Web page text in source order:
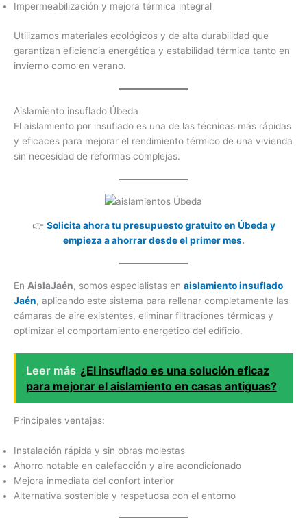
Impermeabilización y mejora térmica integral
Utilizamos materiales ecológicos y de alta durabilidad que
garantizan eficiencia energética y estabilidad térmica tanto en
invierno como en verano.
Aislamiento insuflado Úbeda
El aislamiento por insuflado es una de las técnicas más rápidas
y eficaces para mejorar el rendimiento térmico de una vivienda
sin necesidad de reformas complejas.
👉 Solicita ahora tu presupuesto gratuito en Úbeda y
empieza a ahorrar desde el primer mes.
En AislaJaén, somos especialistas en aislamiento insuflado
Jaén, aplicando este sistema para rellenar completamente las
cámaras de aire existentes, eliminar filtraciones térmicas y
optimizar el comportamiento energético del edificio.
Leer más ¿El insuflado es una solución eficaz
para mejorar el aislamiento en casas antiguas?
Principales ventajas:
Instalación rápida y sin obras molestas
Ahorro notable en calefacción y aire acondicionado
Mejora inmediata del confort interior
Alternativa sostenible y respetuosa con el entorno